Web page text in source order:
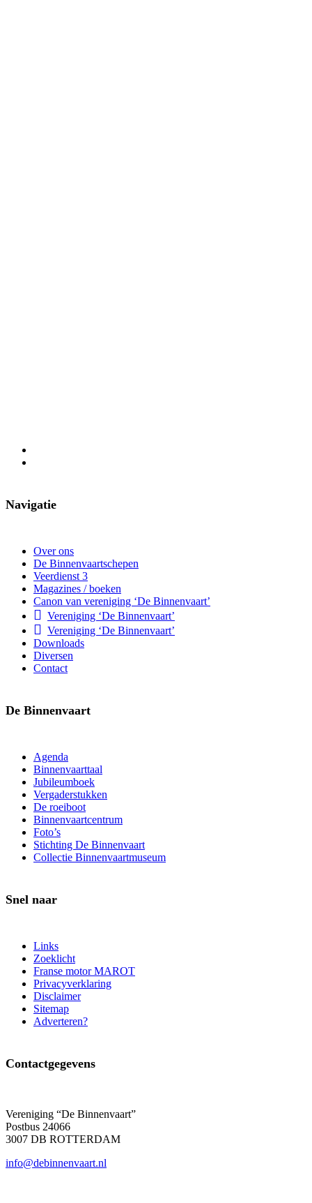
Navigatie
Over ons
De Binnenvaartschepen
Veerdienst 3
Magazines / boeken
Canon van vereniging ‘De Binnenvaart’
Vereniging ‘De Binnenvaart’
Vereniging ‘De Binnenvaart’
Downloads
Diversen
Contact
De Binnenvaart
Agenda
Binnenvaarttaal
Jubileumboek
Vergaderstukken
De roeiboot
Binnenvaartcentrum
Foto’s
Stichting De Binnenvaart
Collectie Binnenvaartmuseum
Snel naar
Links
Zoeklicht
Franse motor MAROT
Privacyverklaring
Disclaimer
Sitemap
Adverteren?
Contactgegevens
Vereniging “De Binnenvaart”
Postbus 24066
3007 DB ROTTERDAM
info@debinnenvaart.nl